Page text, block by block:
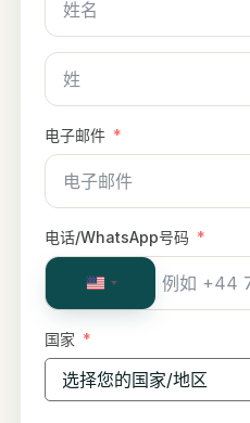
电子邮件
电话/WhatsApp号码
United
+1
国家